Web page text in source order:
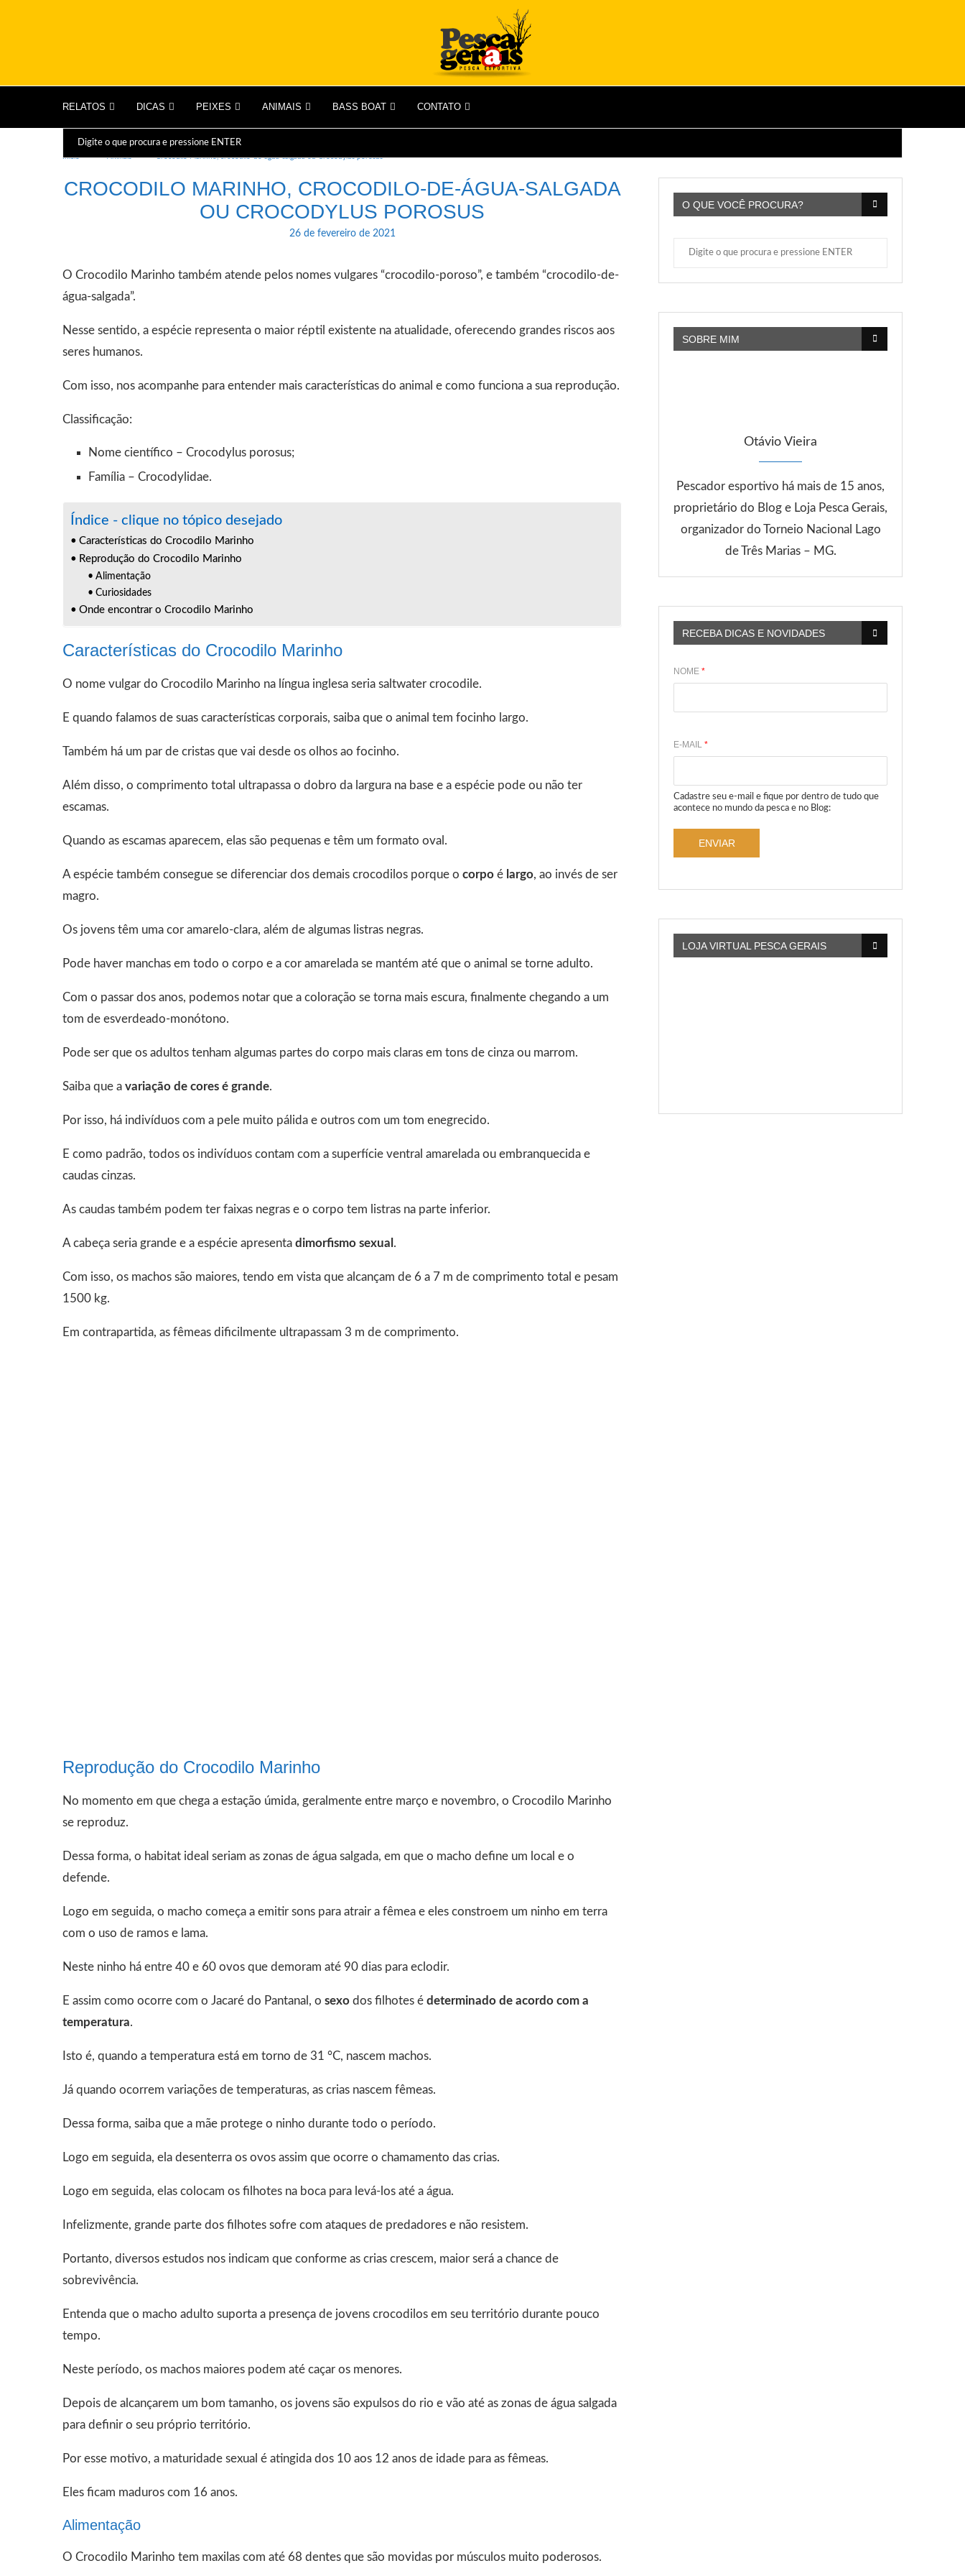
RELATOS DICAS PEIXES ANIMAIS BASS BOAT CONTATO
Início Animais Crocodilo Marinho, crocodilo-de-água-salgada ou Crocodylus porosus
CROCODILO MARINHO, CROCODILO-DE-ÁGUA-SALGADA
OU CROCODYLUS POROSUS
26 de fevereiro de 2021
O Crocodilo Marinho também atende pelos nomes vulgares “crocodilo-poroso”, e também “crocodilo-de-
água-salgada”.
Nesse sentido, a espécie representa o maior réptil existente na atualidade, oferecendo grandes riscos aos
seres humanos.
Com isso, nos acompanhe para entender mais características do animal e como funciona a sua reprodução.
Classificação:
Nome científico – Crocodylus porosus;
Família – Crocodylidae.
Índice - clique no tópico desejado
Características do Crocodilo Marinho
Reprodução do Crocodilo Marinho
Alimentação
Curiosidades
Onde encontrar o Crocodilo Marinho
Características do Crocodilo Marinho
O nome vulgar do Crocodilo Marinho na língua inglesa seria saltwater crocodile.
E quando falamos de suas características corporais, saiba que o animal tem focinho largo.
Também há um par de cristas que vai desde os olhos ao focinho.
Além disso, o comprimento total ultrapassa o dobro da largura na base e a espécie pode ou não ter
escamas.
Quando as escamas aparecem, elas são pequenas e têm um formato oval.
A espécie também consegue se diferenciar dos demais crocodilos porque o corpo é largo, ao invés de ser
magro.
Os jovens têm uma cor amarelo-clara, além de algumas listras negras.
Pode haver manchas em todo o corpo e a cor amarelada se mantém até que o animal se torne adulto.
Com o passar dos anos, podemos notar que a coloração se torna mais escura, finalmente chegando a um
tom de esverdeado-monótono.
Pode ser que os adultos tenham algumas partes do corpo mais claras em tons de cinza ou marrom.
Saiba que a variação de cores é grande.
Por isso, há indivíduos com a pele muito pálida e outros com um tom enegrecido.
E como padrão, todos os indivíduos contam com a superfície ventral amarelada ou embranquecida e
caudas cinzas.
As caudas também podem ter faixas negras e o corpo tem listras na parte inferior.
A cabeça seria grande e a espécie apresenta dimorfismo sexual .
Com isso, os machos são maiores, tendo em vista que alcançam de 6 a 7 m de comprimento total e pesam
1500 kg.
Em contrapartida, as fêmeas dificilmente ultrapassam 3 m de comprimento.
Reprodução do Crocodilo Marinho
No momento em que chega a estação úmida, geralmente entre março e novembro, o Crocodilo Marinho
se reproduz.
Dessa forma, o habitat ideal seriam as zonas de água salgada, em que o macho define um local e o
defende.
Logo em seguida, o macho começa a emitir sons para atrair a fêmea e eles constroem um ninho em terra
com o uso de ramos e lama.
Neste ninho há entre 40 e 60 ovos que demoram até 90 dias para eclodir.
E assim como ocorre com o Jacaré do Pantanal, o sexo dos filhotes é determinado de acordo com a
temperatura.
Isto é, quando a temperatura está em torno de 31 °C, nascem machos.
Já quando ocorrem variações de temperaturas, as crias nascem fêmeas.
Dessa forma, saiba que a mãe protege o ninho durante todo o período.
Logo em seguida, ela desenterra os ovos assim que ocorre o chamamento das crias.
Logo em seguida, elas colocam os filhotes na boca para levá-los até a água.
Infelizmente, grande parte dos filhotes sofre com ataques de predadores e não resistem.
Portanto, diversos estudos nos indicam que conforme as crias crescem, maior será a chance de
sobrevivência.
Entenda que o macho adulto suporta a presença de jovens crocodilos em seu território durante pouco
tempo.
Neste período, os machos maiores podem até caçar os menores.
Depois de alcançarem um bom tamanho, os jovens são expulsos do rio e vão até as zonas de água salgada
para definir o seu próprio território.
Por esse motivo, a maturidade sexual é atingida dos 10 aos 12 anos de idade para as fêmeas.
Eles ficam maduros com 16 anos.
Alimentação
O Crocodilo Marinho tem maxilas com até 68 dentes que são movidas por músculos muito poderosos.
O QUE VOCÊ PROCURA?
SOBRE MIM
Otávio Vieira
Pescador esportivo há mais de 15 anos,
proprietário do Blog e Loja Pesca Gerais,
organizador do Torneio Nacional Lago
de Três Marias – MG.
RECEBA DICAS E NOVIDADES
NOME *
E-MAIL *
Cadastre seu e-mail e fique por dentro de tudo que
acontece no mundo da pesca e no Blog:
ENVIAR
LOJA VIRTUAL PESCA GERAIS